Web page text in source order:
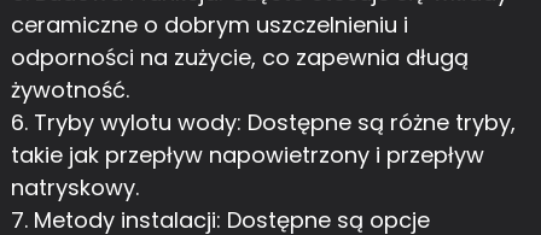
ceramiczne o dobrym uszczelnieniu i
odporności na zużycie, co zapewnia długą
żywotność.
6. Tryby wylotu wody: Dostępne są różne tryby,
takie jak przepływ napowietrzony i przepływ
natryskowy.
7. Metody instalacji: Dostępne są opcje